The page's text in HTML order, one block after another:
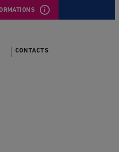
CONTACTS